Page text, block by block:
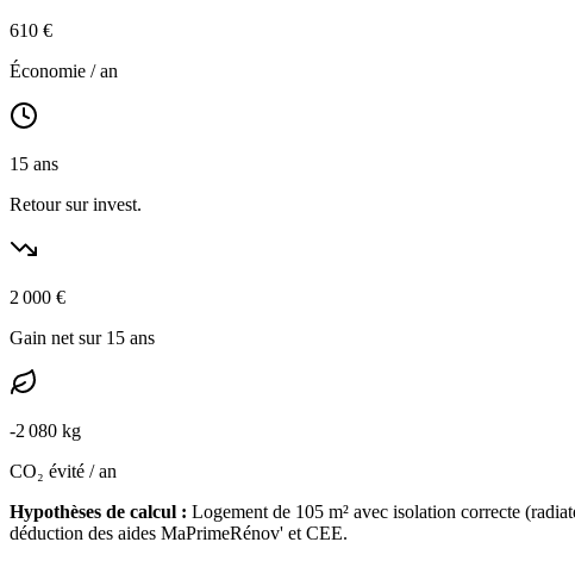
610 €
Économie / an
15 ans
Retour sur invest.
2 000 €
Gain net sur 15 ans
-2 080 kg
CO₂ évité / an
Hypothèses de calcul : Logement de 105 m² avec isolation correcte (
déduction des aides MaPrimeRénov' et CEE.